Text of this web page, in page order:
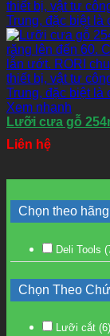
Xem nhanh
Lưỡi cưa gỗ
Liên hệ
Chọn theo
Deli Tools
Chọn Theo
Lưỡi cắt (6)